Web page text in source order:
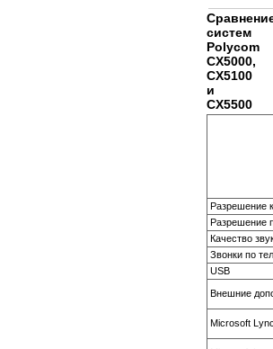
систем
Polycom
CX5000,
CX5100
и
CX5500
Разрешение
Разрешение
Качество
Звонки по
USB
Внешние
Microsoft